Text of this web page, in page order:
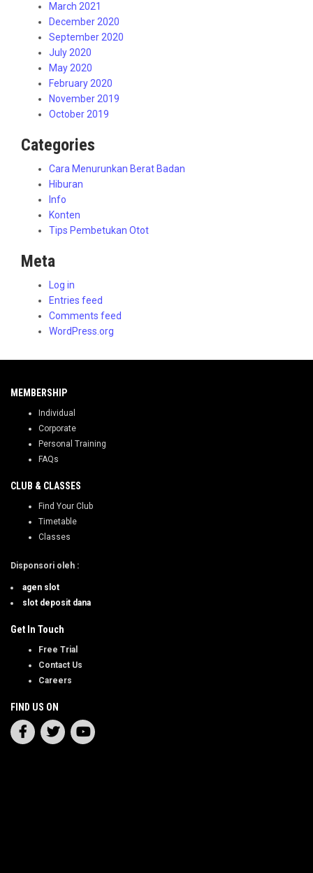
March 2021
December 2020
September 2020
July 2020
May 2020
February 2020
November 2019
October 2019
Categories
Cara Menurunkan Berat Badan
Hiburan
Info
Konten
Tips Pembetukan Otot
Meta
Log in
Entries feed
Comments feed
WordPress.org
MEMBERSHIP
Individual
Corporate
Personal Training
FAQs
CLUB & CLASSES
Find Your Club
Timetable
Classes
Disponsori oleh :
agen slot
slot deposit dana
Get In Touch
Free Trial
Contact Us
Careers
FIND US ON